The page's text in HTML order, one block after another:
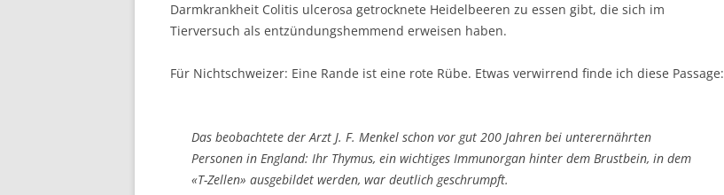
Darmkrankheit Colitis ulcerosa getrocknete Heidelbeeren zu essen gibt, die sich im
Tierversuch als entzündungshemmend erweisen haben.
Für Nichtschweizer: Eine Rande ist eine rote Rübe. Etwas verwirrend finde ich diese Passage:
Das beobachtete der Arzt J. F. Menkel schon vor gut 200 Jahren bei unterernährten
Personen in England: Ihr Thymus, ein wichtiges Immunorgan hinter dem Brustbein, in dem
«T-Zellen» ausgebildet werden, war deutlich geschrumpft.